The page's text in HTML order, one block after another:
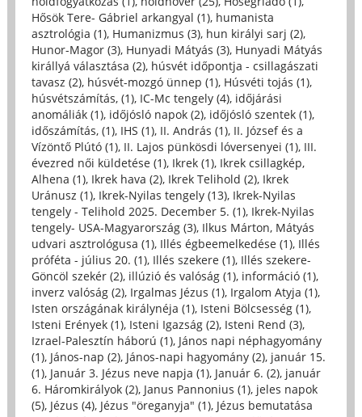
Hősök Tere- Gábriel arkangyal (1), humanista
asztrológia (1), Humanizmus (3), hun királyi sarj (2),
Hunor-Magor (3), Hunyadi Mátyás (3), Hunyadi Mátyás
királlyá választása (2), húsvét időpontja - csillagászati
tavasz (2), húsvét-mozgó ünnep (1), Húsvéti tojás (1),
húsvétszámítás, (1), IC-Mc tengely (4), időjárási
anomáliák (1), időjósló napok (2), időjósló szentek (1),
időszámítás, (1), IHS (1), II. András (1), II. József és a
Vízöntő Plútó (1), II. Lajos pünkösdi lóversenyei (1), III.
évezred női küldetése (1), Ikrek (1), Ikrek csillagkép,
Alhena (1), Ikrek hava (2), Ikrek Telihold (2), Ikrek
Uránusz (1), Ikrek-Nyilas tengely (13), Ikrek-Nyilas
tengely - Telihold 2025. December 5. (1), Ikrek-Nyilas
tengely- USA-Magyarország (3), Ilkus Márton, Mátyás
udvari asztrológusa (1), Illés égbeemelkedése (1), Illés
próféta - július 20. (1), Illés szekere (1), Illés szekere-
Göncöl szekér (2), illúzió és valóság (1), információ (1),
inverz valóság (2), Irgalmas Jézus (1), Irgalom Atyja (1),
Isten országának királynéja (1), Isteni Bölcsesség (1),
Isteni Erények (1), Isteni Igazság (2), Isteni Rend (3),
Izrael-Palesztín háború (1), János napi néphagyomány
(1), János-nap (2), János-napi hagyomány (2), január 15.
(1), Január 3. Jézus neve napja (1), Január 6. (2), január
6. Háromkirályok (2), Janus Pannonius (1), jeles napok
(5), Jézus (4), Jézus "öreganyja" (1), Jézus bemutatása